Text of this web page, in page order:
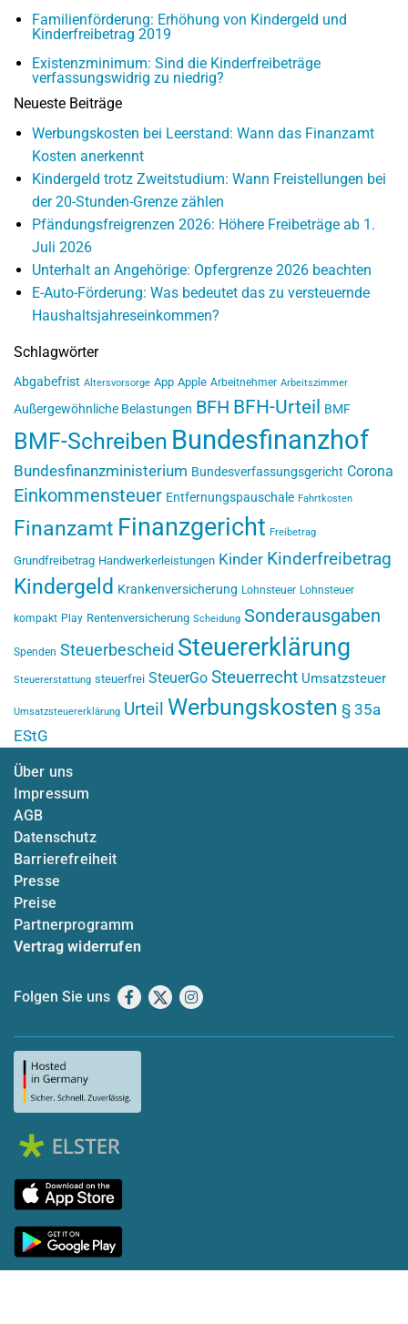
Familienförderung: Erhöhung von Kindergeld und
Kinderfreibetrag 2019
Existenzminimum: Sind die Kinderfreibeträge
verfassungswidrig zu niedrig?
Neueste Beiträge
Werbungskosten bei Leerstand: Wann das Finanzamt
Kosten anerkennt
Kindergeld trotz Zweitstudium: Wann Freistellungen bei
der 20-Stunden-Grenze zählen
Pfändungsfreigrenzen 2026: Höhere Freibeträge ab 1.
Juli 2026
Unterhalt an Angehörige: Opfergrenze 2026 beachten
E-Auto-Förderung: Was bedeutet das zu versteuernde
Haushaltsjahreseinkommen?
Schlagwörter
Abgabefrist Altersvorsorge App Apple Arbeitnehmer Arbeitszimmer
Außergewöhnliche Belastungen BFH BFH-Urteil BMF
BMF-Schreiben Bundesfinanzhof
Bundesfinanzministerium Bundesverfassungsgericht Corona
Einkommensteuer Entfernungspauschale Fahrtkosten
Finanzamt Finanzgericht Freibetrag
Grundfreibetrag Handwerkerleistungen Kinder Kinderfreibetrag
Kindergeld Krankenversicherung Lohnsteuer Lohnsteuer
kompakt Play Rentenversicherung Scheidung Sonderausgaben
Spenden Steuerbescheid Steuererklärung
Steuererstattung steuerfrei SteuerGo Steuerrecht Umsatzsteuer
Umsatzsteuererklärung Urteil Werbungskosten § 35a
EStG
Über uns
Impressum
AGB
Datenschutz
Barrierefreiheit
Presse
Preise
Partnerprogramm
Vertrag widerrufen
Folgen Sie uns Facebook
X Instagram